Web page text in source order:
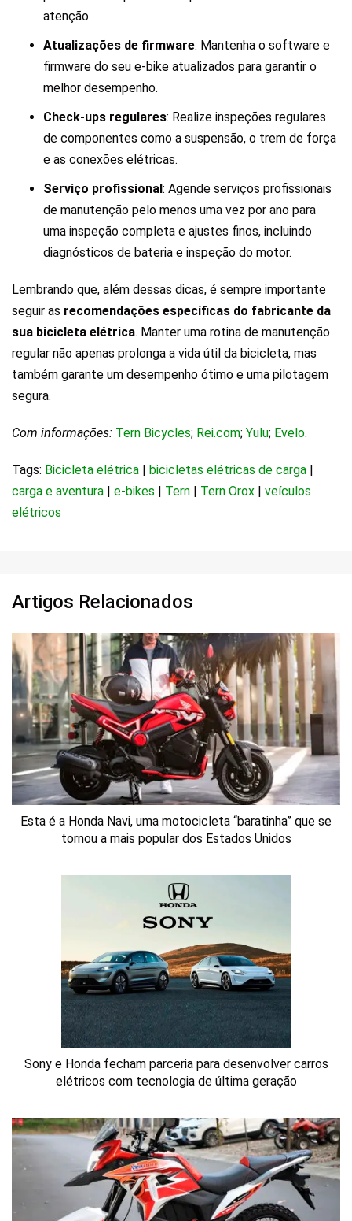
atenção.
Atualizações de firmware: Mantenha o software e
firmware do seu e-bike atualizados para garantir o
melhor desempenho.
Check-ups regulares: Realize inspeções regulares
de componentes como a suspensão, o trem de força
e as conexões elétricas.
Serviço profissional: Agende serviços profissionais
de manutenção pelo menos uma vez por ano para
uma inspeção completa e ajustes finos, incluindo
diagnósticos de bateria e inspeção do motor.
Lembrando que, além dessas dicas, é sempre importante
seguir as recomendações específicas do fabricante da
sua bicicleta elétrica. Manter uma rotina de manutenção
regular não apenas prolonga a vida útil da bicicleta, mas
também garante um desempenho ótimo e uma pilotagem
segura.
Com informações: Tern Bicycles; Rei.com; Yulu; Evelo.
Tags: Bicicleta elétrica | bicicletas elétricas de carga |
carga e aventura | e-bikes | Tern | Tern Orox | veículos
elétricos
Artigos Relacionados
Esta é a Honda Navi, uma motocicleta “baratinha” que se
tornou a mais popular dos Estados Unidos
Sony e Honda fecham parceria para desenvolver carros
elétricos com tecnologia de última geração